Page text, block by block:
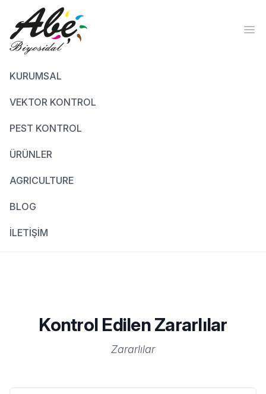
KURUMSAL
VEKTOR KONTROL
PEST KONTROL
ÜRÜNLER
AGRICULTURE
BLOG
İLETİŞİM
Kontrol Edilen Zararlılar
Zararlılar